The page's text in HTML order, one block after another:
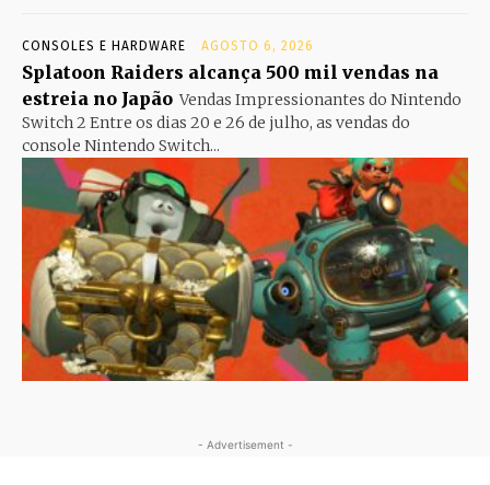
CONSOLES E HARDWARE AGOSTO 6, 2026
Splatoon Raiders alcança 500 mil vendas na
estreia no Japão Vendas Impressionantes do Nintendo
Switch 2 Entre os dias 20 e 26 de julho, as vendas do
console Nintendo Switch...
- Advertisement -